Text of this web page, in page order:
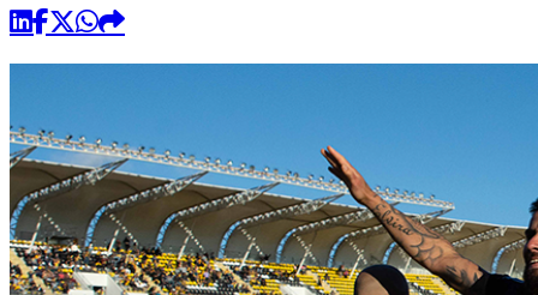
Universidad de Chile
Sustentabilidad